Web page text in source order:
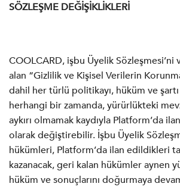
SÖZLEŞME DEĞİŞİKLİKLERİ
COOLCARD, işbu Üyelik Sözleşmesi’ni
alan “Gizlilik ve Kişisel Verilerin
dahil her türlü politikayı, hüküm ve
herhangi bir zamanda, yürürlükteki
aykırı olmamak kaydıyla Platform’da
olarak değiştirebilir. İşbu Üyelik
hükümleri, Platform’da ilan edildikleri
kazanacak, geri kalan hükümler aynen
hüküm ve sonuçlarını doğurmaya